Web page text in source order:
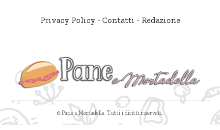
Privacy Policy - Contatti - Redazione
© Pane e Mortadella. Tutti i diritti riservati.